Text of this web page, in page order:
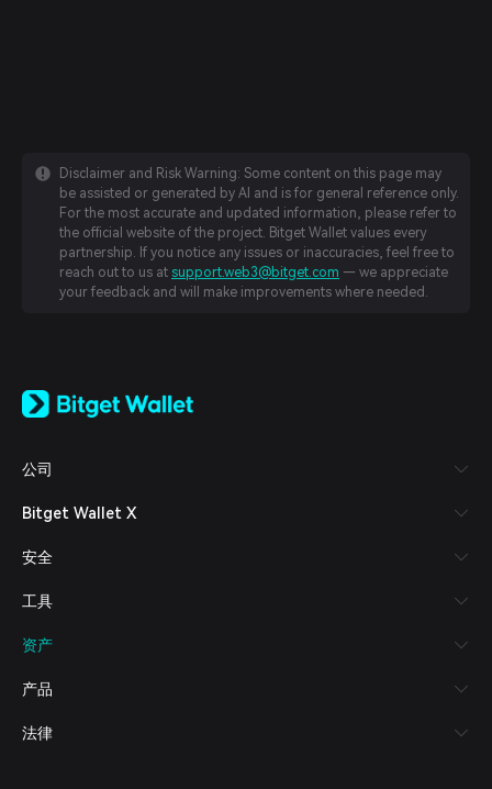
Disclaimer and Risk Warning: Some content on this page may
be assisted or generated by AI and is for general reference only.
For the most accurate and updated information, please refer to
the official website of the project. Bitget Wallet values every
partnership. If you notice any issues or inaccuracies, feel free to
reach out to us at support.web3@bitget.com — we appreciate
your feedback and will make improvements where needed.
日本語
Español (Latinoamérica)
Italiano
Deutsch
繁體中文
Bahasa Indonesia
ภาษาไทย
العربية
हिन्दी
公司
Bitget Wallet X
安全
工具
资产
产品
法律